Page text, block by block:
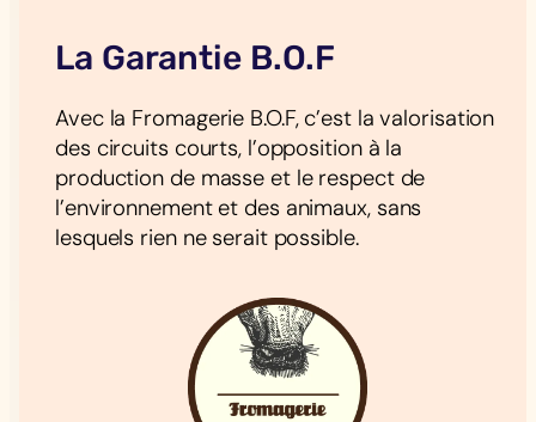
La Garantie B.O.F
Avec la Fromagerie B.O.F, c’est la valorisation
des circuits courts, l’opposition à la
production de masse et le respect de
l’environnement et des animaux, sans
lesquels rien ne serait possible.